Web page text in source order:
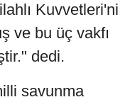
Kuvvetleri'ni
ve bu üç vakfı
dedi.
savunma